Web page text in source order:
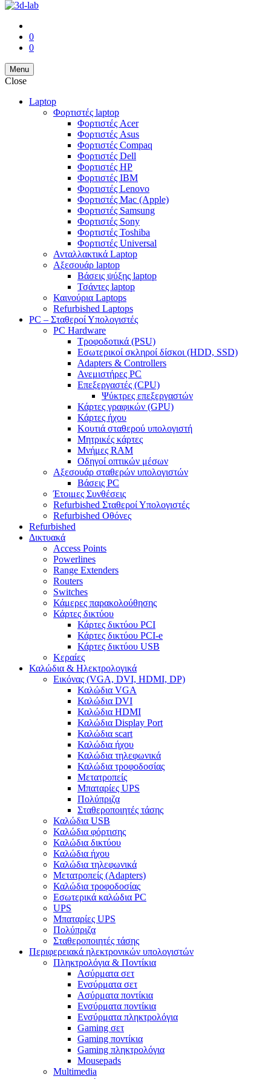
0
0
Menu
Close
Laptop
Φορτιστές laptop
Φορτιστές Acer
Φορτιστές Asus
Φορτιστές Compaq
Φορτιστές Dell
Φορτιστές HP
Φορτιστές IBM
Φορτιστές Lenovo
Φορτιστές Mac (Apple)
Φορτιστές Samsung
Φορτιστές Sony
Φορτιστές Toshiba
Φορτιστές Universal
Ανταλλακτικά Laptop
Αξεσουάρ laptop
Βάσεις ψύξης laptop
Τσάντες laptop
Καινούρια Laptops
Refurbished Laptops
PC – Σταθεροί Υπολογιστές
PC Hardware
Τροφοδοτικά (PSU)
Εσωτερικοί σκληροί δίσκοι (HDD, SSD)
Adapters & Controllers
Ανεμιστήρες PC
Επεξεργαστές (CPU)
Ψύκτρες επεξεργαστών
Κάρτες γραφικών (GPU)
Κάρτες ήχου
Κουτιά σταθερού υπολογιστή
Μητρικές κάρτες
Μνήμες RAM
Οδηγοί οπτικών μέσων
Αξεσουάρ σταθερών υπολογιστών
Βάσεις PC
Έτοιμες Συνθέσεις
Refurbished Σταθεροί Υπολογιστές
Refurbished Οθόνες
Refurbished
Δικτυακά
Access Points
Powerlines
Range Extenders
Routers
Switches
Κάμερες παρακολούθησης
Κάρτες δικτύου
Κάρτες δικτύου PCI
Κάρτες δικτύου PCI-e
Κάρτες δικτύου USB
Κεραίες
Καλώδια & Ηλεκτρολογικά
Εικόνας (VGA, DVI, HDMI, DP)
Καλώδια VGA
Καλώδια DVI
Καλώδια HDMI
Καλώδια Display Port
Καλώδια scart
Καλώδια ήχου
Καλώδια τηλεφωνικά
Καλώδια τροφοδοσίας
Μετατροπείς
Μπαταρίες UPS
Πολύπριζα
Σταθεροποιητές τάσης
Καλώδια USB
Καλώδια φόρτισης
Καλώδια δικτύου
Καλώδια ήχου
Καλώδια τηλεφωνικά
Μετατροπείς (Adapters)
Καλώδια τροφοδοσίας
Εσωτερικά καλώδια PC
UPS
Μπαταρίες UPS
Πολύπριζα
Σταθεροποιητές τάσης
Περιφερειακά ηλεκτρονικών υπολογιστών
Πληκτρολόγια & Ποντίκια
Ασύρματα σετ
Ενσύρματα σετ
Ασύρματα ποντίκια
Ενσύρματα ποντίκια
Ενσύρματα πληκτρολόγια
Gaming σετ
Gaming ποντίκια
Gaming πληκτρολόγια
Mousepads
Multimedia